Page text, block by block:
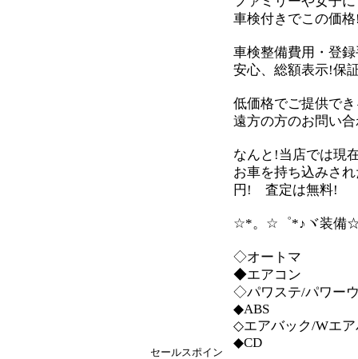
セールスポイン
車検付きでこの価
車検整備費用・登
安心、総額表示!保
低価格でご提供で
遠方の方のお問い
なんと!当店では現
お車を持ち込みさ
円! 査定は無料!
☆*。☆゜*♪ヾ装備
◇オートマ
◆エアコン
◇パワステ/パワー
◆ABS
◇エアバック/Wエ
◆CD